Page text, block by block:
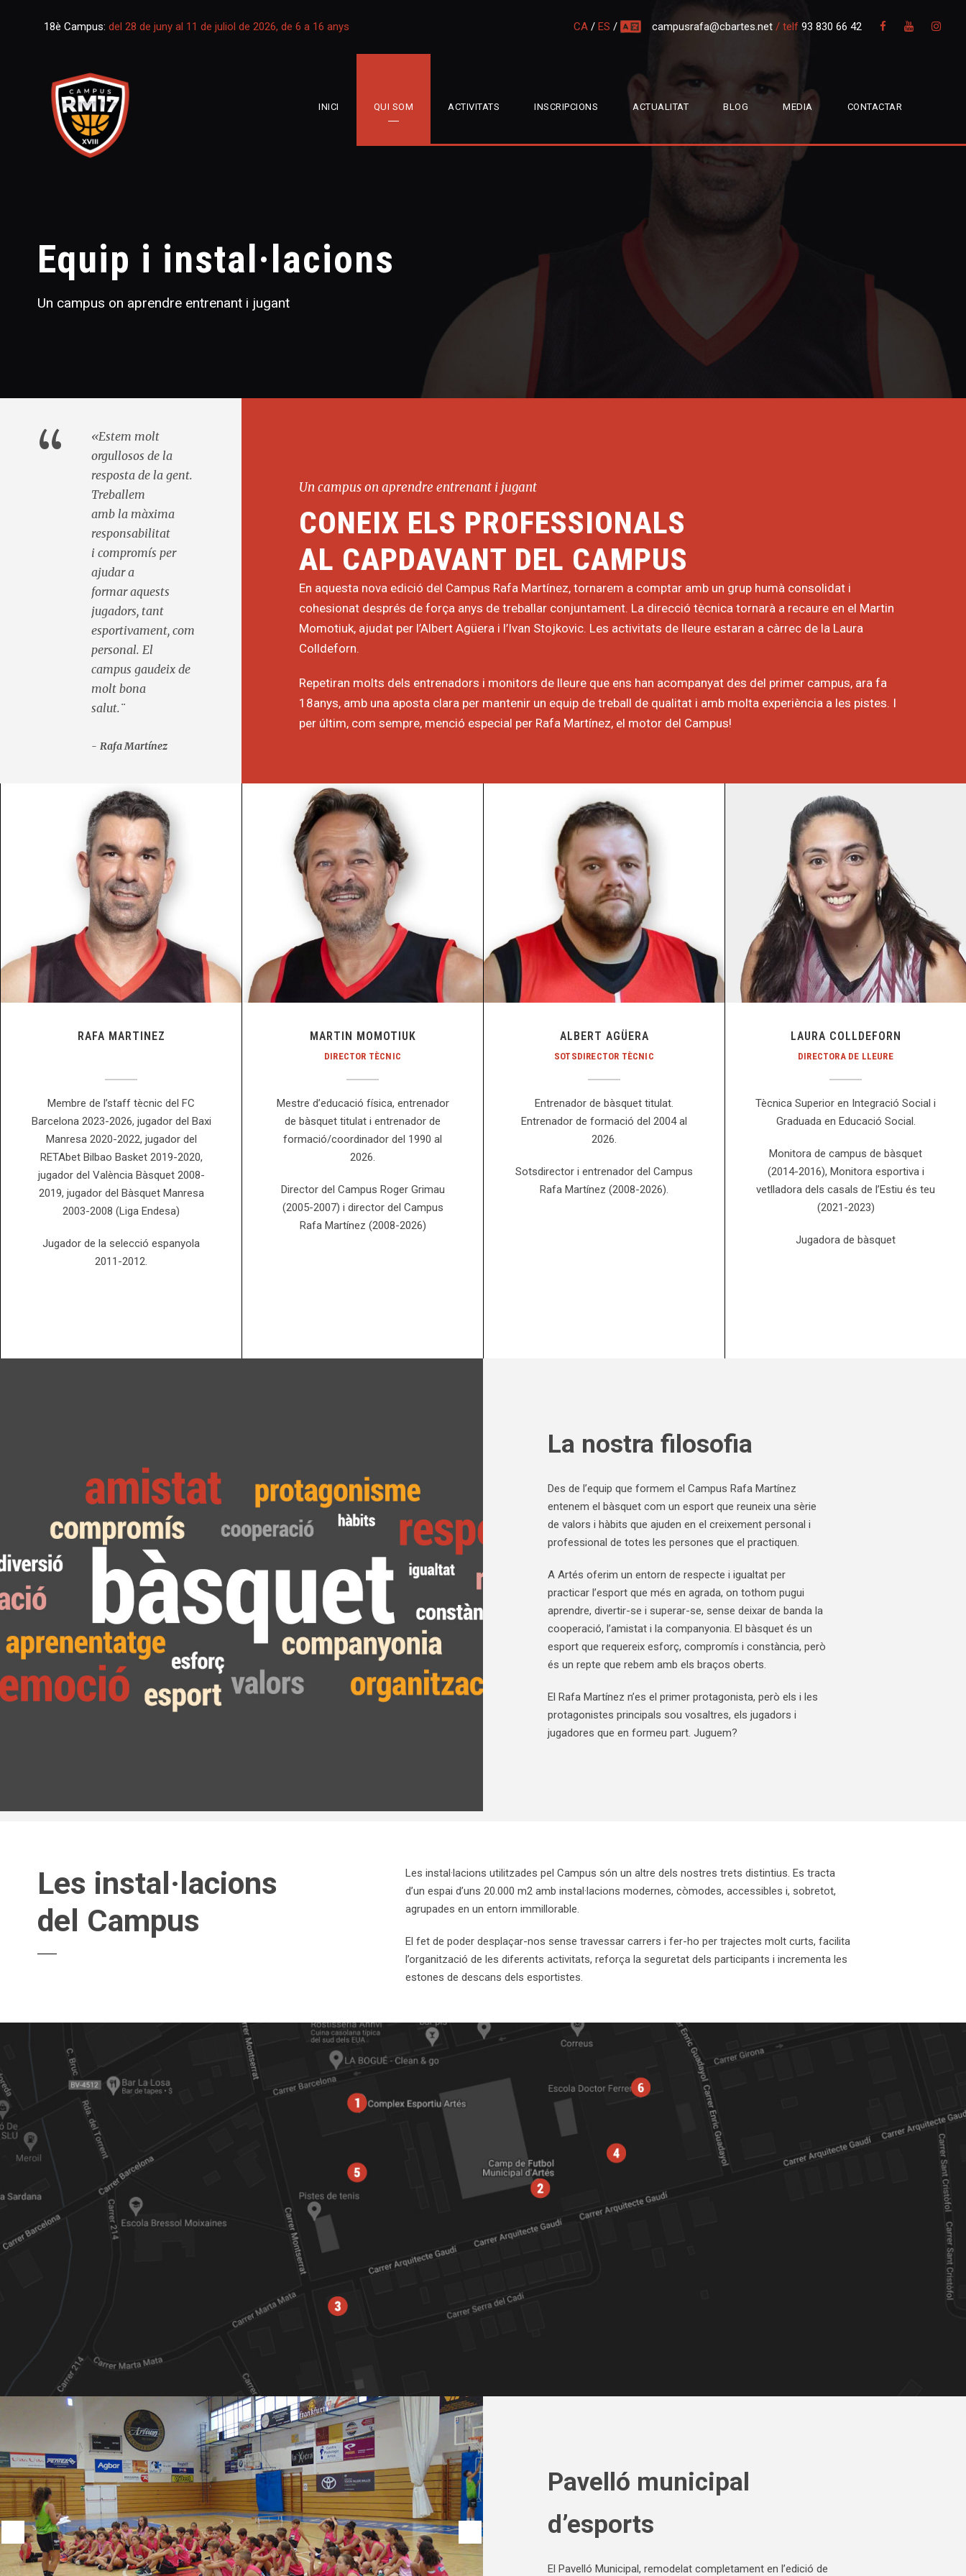
18è Campus: del 28 de juny al 11 de juliol de 2026, de 6 a 16 anys CA / ES / multi campusrafa@cbartes.net / telf 93 830 66 42
INICI QUI SOM ACTIVITATS INSCRIPCIONS ACTUALITAT BLOG MEDIA CONTACTAR
Equip i instal·lacions
Un campus on aprendre entrenant i jugant
“
«Estem molt
orgullosos de la
resposta de la gent.
Treballem
amb la màxima
responsabilitat
i compromís per
ajudar a
formar aquests
jugadors, tant
esportivament, com
personal. El
campus gaudeix de
molt bona
salut.¨
Rafa Martínez
Un campus on aprendre entrenant i jugant
CONEIX ELS PROFESSIONALS
AL CAPDAVANT DEL CAMPUS
En aquesta nova edició del Campus Rafa Martínez, tornarem a comptar amb un grup humà consolidat i
cohesionat després de força anys de treballar conjuntament. La direcció tècnica tornarà a recaure en el Martin
Momotiuk, ajudat per l’Albert Agüera i l’Ivan Stojkovic. Les activitats de lleure estaran a càrrec de la Laura
Colldeforn.
Repetiran molts dels entrenadors i monitors de lleure que ens han acompanyat des del primer campus, ara fa
18anys, amb una aposta clara per mantenir un equip de treball de qualitat i amb molta experiència a les pistes. I
per últim, com sempre, menció especial per Rafa Martínez, el motor del Campus!
RAFA MARTINEZ
Membre de l’staff tècnic del FC
Barcelona 2023-2026, jugador del Baxi
Manresa 2020-2022, jugador del
RETAbet Bilbao Basket 2019-2020,
jugador del València Bàsquet 2008-
2019, jugador del Bàsquet Manresa
2003-2008 (Liga Endesa)
Jugador de la selecció espanyola
2011-2012.
MARTIN MOMOTIUK
DIRECTOR TÈCNIC
Mestre d’educació física, entrenador
de bàsquet titulat i entrenador de
formació/coordinador del 1990 al
2026.
Director del Campus Roger Grimau
(2005-2007) i director del Campus
Rafa Martínez (2008-2026)
ALBERT AGÜERA
SOTSDIRECTOR TÈCNIC
Entrenador de bàsquet titulat.
Entrenador de formació del 2004 al
2026.
Sotsdirector i entrenador del Campus
Rafa Martínez (2008-2026).
LAURA COLLDEFORN
DIRECTORA DE LLEURE
Tècnica Superior en Integració Social i
Graduada en Educació Social.
Monitora de campus de bàsquet
(2014-2016), Monitora esportiva i
vetlladora dels casals de l’Estiu és teu
(2021-2023)
Jugadora de bàsquet
La nostra filosofia
Des de l’equip que formem el Campus Rafa Martínez
entenem el bàsquet com un esport que reuneix una sèrie
de valors i hàbits que ajuden en el creixement personal i
professional de totes les persones que el practiquen.
A Artés oferim un entorn de respecte i igualtat per
practicar l’esport que més en agrada, on tothom pugui
aprendre, divertir-se i superar-se, sense deixar de banda la
cooperació, l’amistat i la companyonia. El bàsquet és un
esport que requereix esforç, compromís i constància, però
és un repte que rebem amb els braços oberts.
El Rafa Martínez n’es el primer protagonista, però els i les
protagonistes principals sou vosaltres, els jugadors i
jugadores que en formeu part. Juguem?
Les instal·lacions
del Campus
Les instal·lacions utilitzades pel Campus són un altre dels nostres trets distintius. Es tracta
d’un espai d’uns 20.000 m2 amb instal·lacions modernes, còmodes, accessibles i, sobretot,
agrupades en un entorn immillorable.
El fet de poder desplaçar-nos sense travessar carrers i fer-ho per trajectes molt curts, facilita
l’organització de les diferents activitats, reforça la seguretat dels participants i incrementa les
estones de descans dels esportistes.
Pavelló municipal
d’esports
El Pavelló Municipal, remodelat completament en l’edició de